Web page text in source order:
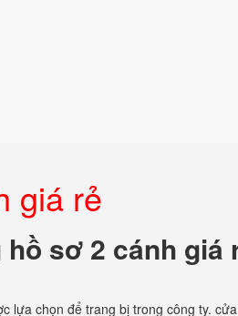
giá rẻ
sơ 2 cánh giá
lựa chọn để trang bị trong công ty.